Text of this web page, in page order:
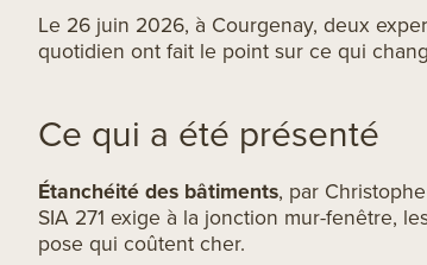
Le 26 juin 2026, à Courgenay, deux
quotidien ont fait le point sur ce qui
Ce qui a été présenté
Étanchéité des bâtiments, par
SIA 271 exige à la jonction mur-fenêtre,
pose qui coûtent cher.